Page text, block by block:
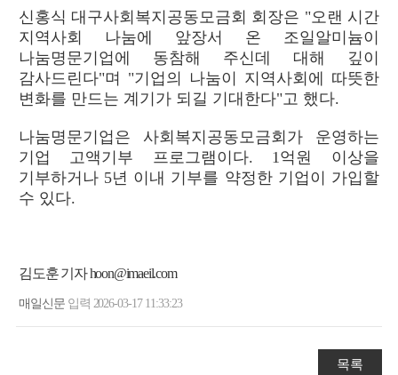
신홍식 대구사회복지공동모금회 회장은 "오랜 시간
지역사회 나눔에 앞장서 온 조일알미늄이
나눔명문기업에 동참해 주신데 대해 깊이
감사드린다"며 "기업의 나눔이 지역사회에 따뜻한
변화를 만드는 계기가 되길 기대한다"고 했다.
나눔명문기업은 사회복지공동모금회가 운영하는
기업 고액기부 프로그램이다. 1억원 이상을
기부하거나 5년 이내 기부를 약정한 기업이 가입할
수 있다.
김도훈 기자hoon@imaeil.com
매일신문 입력 2026-03-17 11:33:23
목록